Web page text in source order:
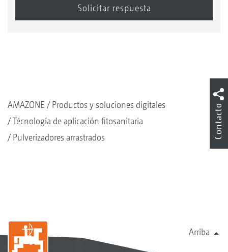
AMAZONE
Productos y soluciones digitales
Técnología de aplicación fitosanitaria
Pulverizadores arrastrados
Arriba
Contacto